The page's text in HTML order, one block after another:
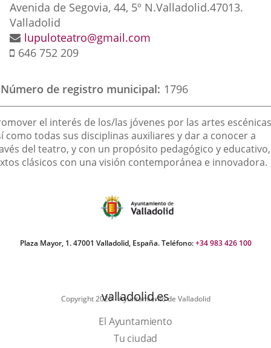
Postal
address
Avenida de Segovia, 44, 5º N.Valladolid.47013.
Valladolid
Email
lupuloteatro@gmail.com
Mobile
646 752 209
Número de registro municipal 1796
el interés de los/las jóvenes por las artes
como todas sus disciplinas auxiliares y dar a conocer a
del teatro, y con un propósito pedagógico y educativo,
clásicos con una visión contemporánea e innovadora.
Plaza Mayor, 1. 47001 Valladolid, España. Teléfono:+34 983 426 100
Copyright 2025 - Ayuntamiento de Valladolid
valladolid.es
El Ayuntamiento
Tu ciudad